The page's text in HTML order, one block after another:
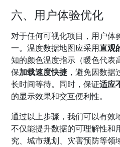
六、用户体验优化
对于任何可视化项目，用户体
一。温度数据地图应采用直观
知的颜色温度指示（暖色代表
保加载速度快捷 ，避免因数
长时间等待。同时，保证适应
的显示效果和交互便利性。
通过以上步骤，我们可以有效
不仅能提升数据的可理解性和
究、城市规划、灾害预防等领